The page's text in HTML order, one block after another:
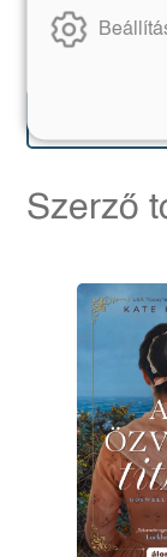
María Duenas
Eredeti ár:
Szerző